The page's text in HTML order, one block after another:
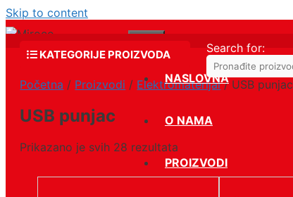
Skip to content
NASLOVNA
O NAMA
PROIZVODI
KATEGORIJE PROIZVODA Search for:
Početna / Proizvodi / Elektromaterijal/ USB punjac
USB punjac
Prikazano je svih 28 rezultata